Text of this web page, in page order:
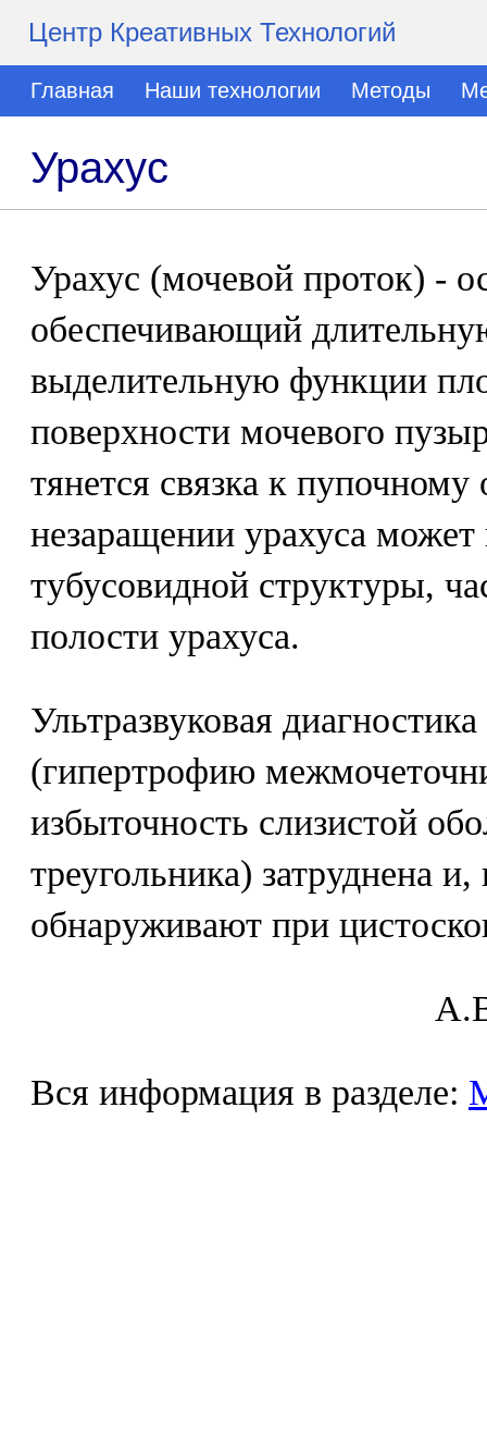
Центр Креативных Технологий
Главная Наши технологии Методы
Урахус
Урахус (мочевой проток) -
обеспечивающий
выделительную функции
поверхности мочевого
тянется связка к
незаращении урахуса может
тубусовидной структуры,
полости урахуса.
Ультразвуковая
(гипертрофию
избыточность слизистой
треугольника) затруднена
обнаруживают при
Вся информация в разделе: